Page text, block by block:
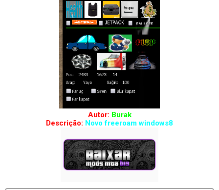
Autor: Burak
Descrição: Novo freeroam windows8